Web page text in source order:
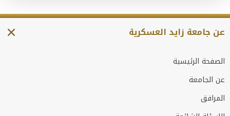
عن جامعة زايد العسكرية
الصفحة الرئيسية
عن الجامعة
المرافق